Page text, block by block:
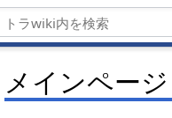
メインページ